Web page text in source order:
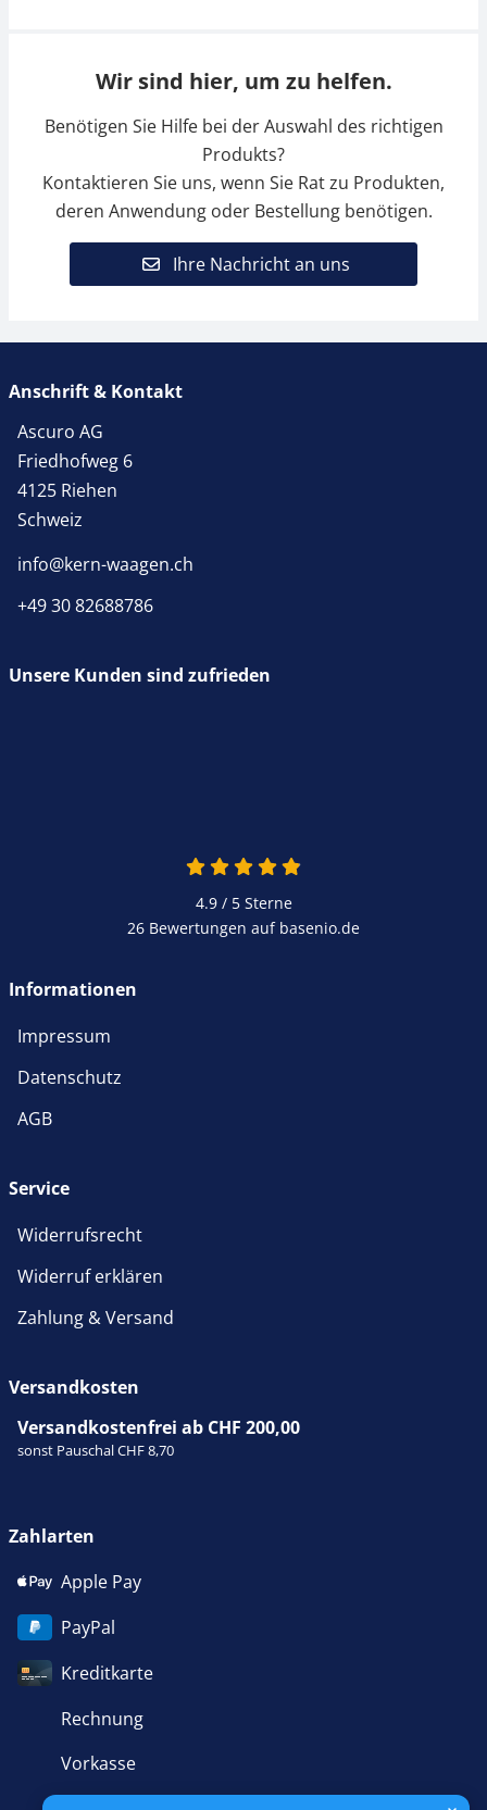
Wir sind hier, um zu helfen.
Benötigen Sie Hilfe bei der Auswahl des richtigen
Produkts?
Kontaktieren Sie uns, wenn Sie Rat zu Produkten,
deren Anwendung oder Bestellung benötigen.
Ihre Nachricht an uns
Anschrift & Kontakt
Ascuro AG
Friedhofweg 6
4125 Riehen
Schweiz
info@kern-waagen.ch
+49 30 82688786
Unsere Kunden sind zufrieden
4.9 von 5
4.9 / 5Sterne
26 Bewertungen auf basenio.de
Informationen
Impressum
Datenschutz
AGB
Service
Widerrufsrecht
Widerruf erklären
Zahlung & Versand
Versandkosten
Versandkostenfrei ab CHF 200,00
sonst Pauschal CHF 8,70
Zahlarten
Apple Pay
PayPal
Kreditkarte
Rechnung
Vorkasse